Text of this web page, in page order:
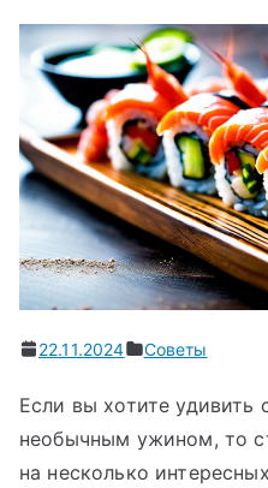
22.11.2024 Советы
Если вы хотите удивить
необычным ужином, то
на несколько